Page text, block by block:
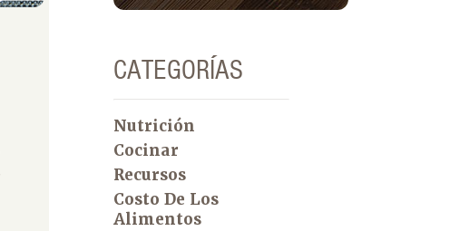
CATEGORÍAS
Nutrición
Cocinar
Recursos
Costo De Los
Alimentos